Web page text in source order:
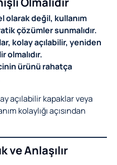
olarak değil, kullanım
çözümler sunmalıdır.
kolay açılabilir, yeniden
olmalıdır.
ürünü rahatça
açılabilir kapaklar veya
kolaylığı açısından
ve Anlaşılır